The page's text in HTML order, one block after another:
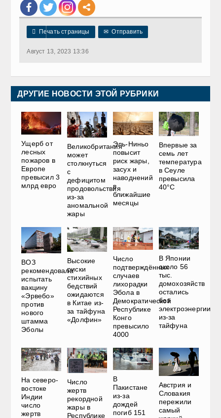
 Печать страницы ✉ Отправить
Август 13, 2023 13:36
ДРУГИЕ НОВОСТИ ЭТОЙ РУБРИКИ
Ущерб от
лесных
пожаров в
Европе
превысил 3
млрд евро
Великобритания
может
столкнуться
с
дефицитом
продовольствия
из-за
аномальной
жары
Эль-Ниньо
повысит
риск жары,
засух и
наводнений
в
ближайшие
месяцы
Впервые за
семь лет
температура
в Сеуле
превысила
40°C
ВОЗ
рекомендовала
испытать
вакцину
«Эрвебо»
против
нового
штамма
Эболы
Высокие
риски
стихийных
бедствий
ожидаются
в Китае из-
за тайфуна
«Долфин»
Число
подтверждённых
случаев
лихорадки
Эбола в
Демократической
Республике
Конго
превысило
4000
В Японии
около 56
тыс.
домохозяйств
остались
без
электроэнергии
из-за
тайфуна
На северо-
востоке
Индии
число
жертв
Число
жертв
рекордной
жары в
Республике
В
Пакистане
из-за
дождей
погиб 151
Австрия и
Словакия
пережили
самый